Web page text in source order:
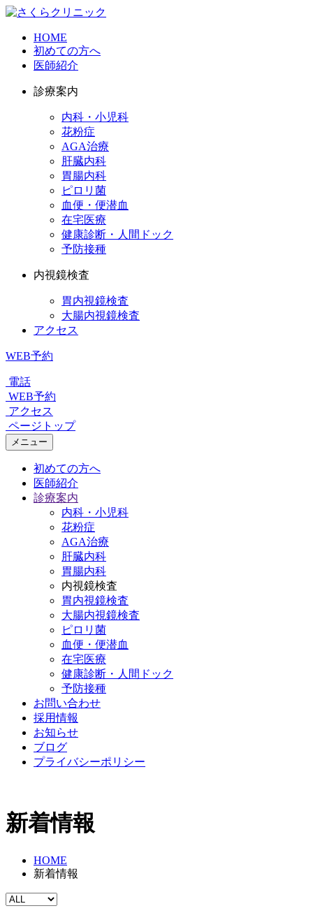
HOME
初めての方へ
医師紹介
診療案内
内科・小児科
花粉症
AGA治療
肝臓内科
胃腸内科
ピロリ菌
血便・便潜血
在宅医療
健康診断・人間ドック
予防接種
内視鏡検査
胃内視鏡検査
大腸内視鏡検査
アクセス
WEB予約
電話
WEB予約
アクセス
ページトップ
メニュー
初めての方へ
医師紹介
診療案内
内科・小児科
花粉症
AGA治療
肝臓内科
胃腸内科
内視鏡検査
胃内視鏡検査
大腸内視鏡検査
ピロリ菌
血便・便潜血
在宅医療
健康診断・人間ドック
予防接種
お問い合わせ
採用情報
お知らせ
ブログ
プライバシーポリシー
新着情報
HOME
新着情報